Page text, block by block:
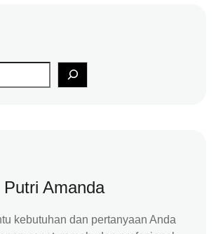
Putri Amanda
kebutuhan dan pertanyaan Anda